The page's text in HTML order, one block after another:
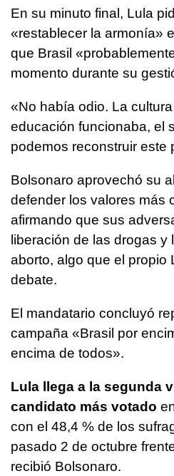
En su minuto final, Lula
«restablecer la armonía»
que Brasil
momento durante su
«No había odio. La
educación funcionaba, el
podemos reconstruir este
Bolsonaro aprovechó su
defender los valores más
afirmando que sus
liberación de las drogas y
aborto, algo que el propio
debate.
El mandatario concluyó
campaña «Brasil por
encima de todos».
Lula llega a la segunda
candidato más votado
con el 48,4 % de los
pasado 2 de octubre
recibió Bolsonaro.